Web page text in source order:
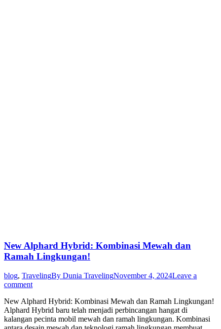
New Alphard Hybrid: Kombinasi Mewah dan
Ramah Lingkungan!
blog, TravelingBy Dunia TravelingNovember 4, 2024Leave a
comment
New Alphard Hybrid: Kombinasi Mewah dan Ramah Lingkungan!
Alphard Hybrid baru telah menjadi perbincangan hangat di
kalangan pecinta mobil mewah dan ramah lingkungan. Kombinasi